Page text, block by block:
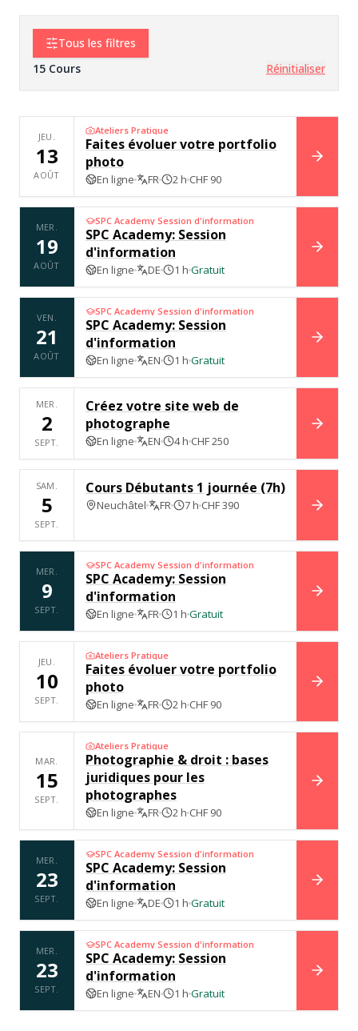
Tous les filtres
15 Cours Réinitialiser
JEU.
13
AOÛT
Ateliers Pratique
Faites évoluer votre portfolio
photo
En ligne FR 2 h CHF 90
MER.
19
AOÛT
SPC Academy Session d'information
SPC Academy: Session
d'information
En ligne DE 1 h Gratuit
VEN.
21
AOÛT
SPC Academy Session d'information
SPC Academy: Session
d'information
En ligne EN 1 h Gratuit
MER.
2
SEPT.
Créez votre site web de
photographe
En ligne EN 4 h CHF 250
SAM.
5
SEPT.
Cours Débutants 1 journée (7h)
Neuchâtel FR 7 h CHF 390
MER.
9
SEPT.
SPC Academy Session d'information
SPC Academy: Session
d'information
En ligne FR 1 h Gratuit
JEU.
10
SEPT.
Ateliers Pratique
Faites évoluer votre portfolio
photo
En ligne FR 2 h CHF 90
MAR.
15
SEPT.
Ateliers Pratique
Photographie & droit : bases
juridiques pour les
photographes
En ligne FR 2 h CHF 90
MER.
23
SEPT.
SPC Academy Session d'information
SPC Academy: Session
d'information
En ligne DE 1 h Gratuit
MER.
23
SEPT.
SPC Academy Session d'information
SPC Academy: Session
d'information
En ligne EN 1 h Gratuit